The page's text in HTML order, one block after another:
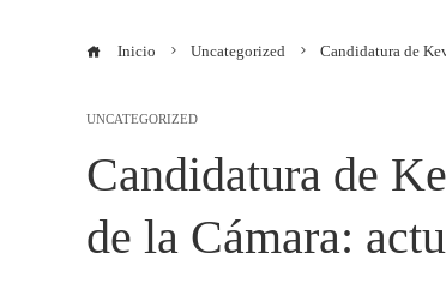
Inicio Uncategorized Candidatura de
UNCATEGORIZED
Candidatura de
de la Cámara: